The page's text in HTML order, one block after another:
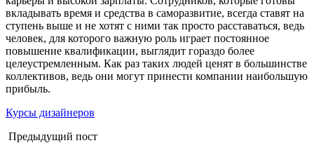
вкладывать время и средства в саморазвитие, всегда ставят на
ступень выше и не хотят с ними так просто расставаться, ведь
человек, для которого важную роль играет постоянное
повышение квалификации, выглядит гораздо более
целеустремленным. Как раз таких людей ценят в большинстве
коллективов, ведь они могут принести компании наибольшую
прибыль.
Курсы дизайнеров
Предыдущий пост